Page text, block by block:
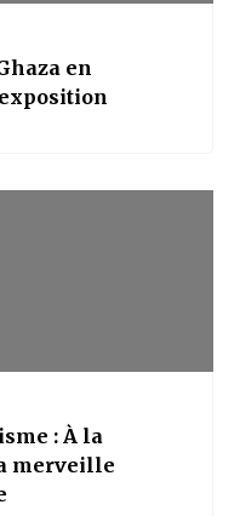
en
: À la
merveille